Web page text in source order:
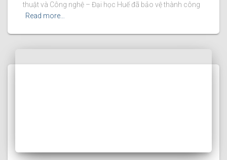
thuật và Công nghệ – Đại học Huế đã bảo vệ thành công
Read more…